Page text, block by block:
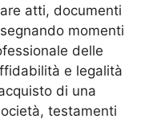
atti, documenti
momenti
delle
e legalità
di una
testamenti